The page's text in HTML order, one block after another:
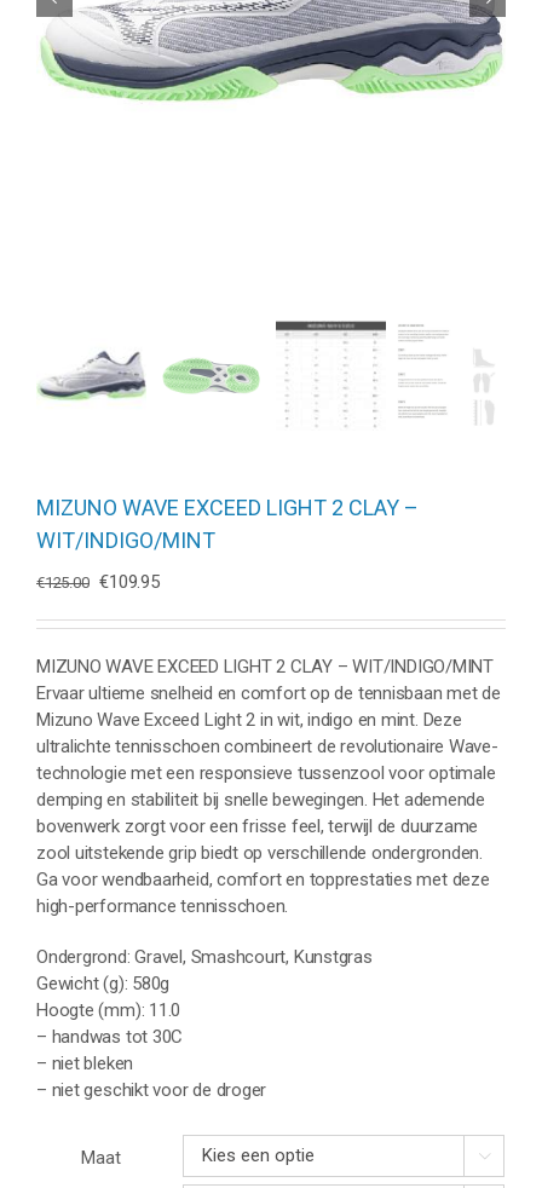
MIZUNO WAVE EXCEED LIGHT 2 CLAY –
WIT/INDIGO/MINT
€125.00 Oorspronkelijke
was:
€125.00.
€109.95Huidige
is:
€109.95.
MIZUNO WAVE EXCEED LIGHT 2 CLAY – WIT/INDIGO/MINT
Ervaar ultieme snelheid en comfort op de tennisbaan met de
Mizuno Wave Exceed Light 2 in wit, indigo en mint. Deze
ultralichte tennisschoen combineert de revolutionaire Wave-
technologie met een responsieve tussenzool voor optimale
demping en stabiliteit bij snelle bewegingen. Het ademende
bovenwerk zorgt voor een frisse feel, terwijl de duurzame
zool uitstekende grip biedt op verschillende ondergronden.
Ga voor wendbaarheid, comfort en topprestaties met deze
high-performance tennisschoen.
Ondergrond: Gravel, Smashcourt, Kunstgras
Gewicht (g): 580g
Hoogte (mm): 11.0
– handwas tot 30C
– niet bleken
– niet geschikt voor de droger
Maat 